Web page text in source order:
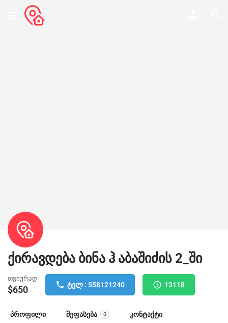
ქირავდება ბინა ჰ აბაშიძის 2_ში
თვიურად
$650 ტელ : 558121240 13118
პროფილი შეფასება 0 კონტაქტი